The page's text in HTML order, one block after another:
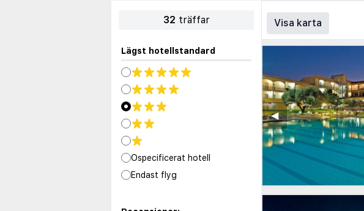
32 träffar
Lägst hotellstandard
Ospecificerat hotell
Endast flyg
Visa karta
◀︎